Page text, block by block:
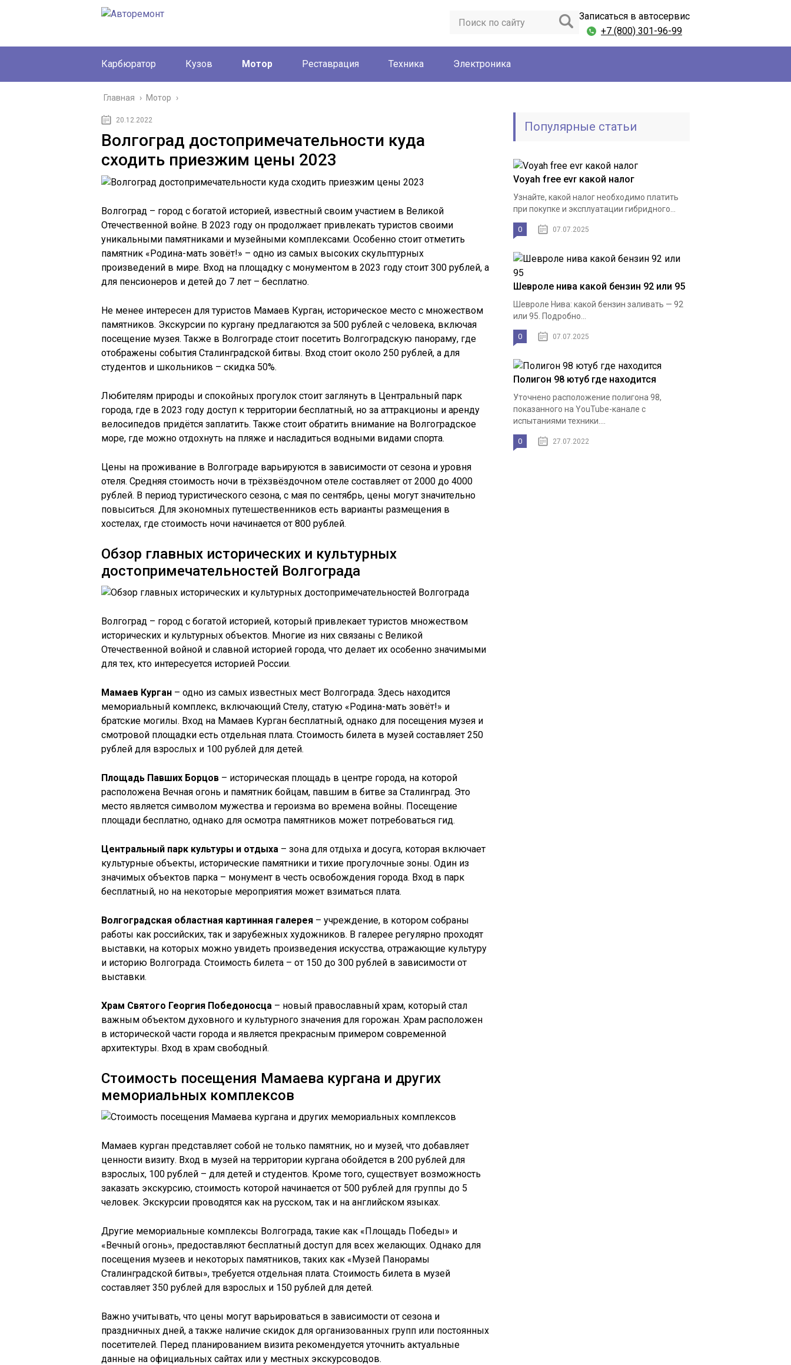
Записаться в автосервис
+7 (800) 301-96-99
Карбюратор Кузов Мотор Реставрация Техника Электроника
Главная › Мотор ›
20.12.2022
Волгоград достопримечательности куда
сходить приезжим цены 2023
Волгоград – город с богатой историей, известный своим участием в Великой
Отечественной войне. В 2023 году он продолжает привлекать туристов своими
уникальными памятниками и музейными комплексами. Особенно стоит отметить
памятник «Родина-мать зовёт!» – одно из самых высоких скульптурных
произведений в мире. Вход на площадку с монументом в 2023 году стоит 300 рублей, а
для пенсионеров и детей до 7 лет – бесплатно.
Не менее интересен для туристов Мамаев Курган, историческое место с множеством
памятников. Экскурсии по кургану предлагаются за 500 рублей с человека, включая
посещение музея. Также в Волгограде стоит посетить Волгоградскую панораму, где
отображены события Сталинградской битвы. Вход стоит около 250 рублей, а для
студентов и школьников – скидка 50%.
Любителям природы и спокойных прогулок стоит заглянуть в Центральный парк
города, где в 2023 году доступ к территории бесплатный, но за аттракционы и аренду
велосипедов придётся заплатить. Также стоит обратить внимание на Волгоградское
море, где можно отдохнуть на пляже и насладиться водными видами спорта.
Цены на проживание в Волгограде варьируются в зависимости от сезона и уровня
отеля. Средняя стоимость ночи в трёхзвёздочном отеле составляет от 2000 до 4000
рублей. В период туристического сезона, с мая по сентябрь, цены могут значительно
повыситься. Для экономных путешественников есть варианты размещения в
хостелах, где стоимость ночи начинается от 800 рублей.
Обзор главных исторических и культурных
достопримечательностей Волгограда
Волгоград – город с богатой историей, который привлекает туристов множеством
исторических и культурных объектов. Многие из них связаны с Великой
Отечественной войной и славной историей города, что делает их особенно значимыми
для тех, кто интересуется историей России.
Мамаев Курган – одно из самых известных мест Волгограда. Здесь находится
мемориальный комплекс, включающий Стелу, статую «Родина-мать зовёт!» и
братские могилы. Вход на Мамаев Курган бесплатный, однако для посещения музея и
смотровой площадки есть отдельная плата. Стоимость билета в музей составляет 250
рублей для взрослых и 100 рублей для детей.
Площадь Павших Борцов – историческая площадь в центре города, на которой
расположена Вечная огонь и памятник бойцам, павшим в битве за Сталинград. Это
место является символом мужества и героизма во времена войны. Посещение
площади бесплатно, однако для осмотра памятников может потребоваться гид.
Центральный парк культуры и отдыха – зона для отдыха и досуга, которая включает
культурные объекты, исторические памятники и тихие прогулочные зоны. Один из
значимых объектов парка – монумент в честь освобождения города. Вход в парк
бесплатный, но на некоторые мероприятия может взиматься плата.
Волгоградская областная картинная галерея – учреждение, в котором собраны
работы как российских, так и зарубежных художников. В галерее регулярно проходят
выставки, на которых можно увидеть произведения искусства, отражающие культуру
и историю Волгограда. Стоимость билета – от 150 до 300 рублей в зависимости от
выставки.
Храм Святого Георгия Победоносца – новый православный храм, который стал
важным объектом духовного и культурного значения для горожан. Храм расположен
в исторической части города и является прекрасным примером современной
архитектуры. Вход в храм свободный.
Стоимость посещения Мамаева кургана и других
мемориальных комплексов
Мамаев курган представляет собой не только памятник, но и музей, что добавляет
ценности визиту. Вход в музей на территории кургана обойдется в 200 рублей для
взрослых, 100 рублей – для детей и студентов. Кроме того, существует возможность
заказать экскурсию, стоимость которой начинается от 500 рублей для группы до 5
человек. Экскурсии проводятся как на русском, так и на английском языках.
Другие мемориальные комплексы Волгограда, такие как «Площадь Победы» и
«Вечный огонь», предоставляют бесплатный доступ для всех желающих. Однако для
посещения музеев и некоторых памятников, таких как «Музей Панорамы
Сталинградской битвы», требуется отдельная плата. Стоимость билета в музей
составляет 350 рублей для взрослых и 150 рублей для детей.
Важно учитывать, что цены могут варьироваться в зависимости от сезона и
праздничных дней, а также наличие скидок для организованных групп или постоянных
посетителей. Перед планированием визита рекомендуется уточнить актуальные
данные на официальных сайтах или у местных экскурсоводов.
Популярные статьи
Voyah free evr какой налог
Узнайте, какой налог необходимо платить
при покупке и эксплуатации гибридного...
0 07.07.2025
Шевроле нива какой бензин 92 или 95
Шевроле Нива: какой бензин заливать — 92
или 95. Подробно...
0 07.07.2025
Полигон 98 ютуб где находится
Уточнено расположение полигона 98,
показанного на YouTube-канале с
испытаниями техники....
0 27.07.2022